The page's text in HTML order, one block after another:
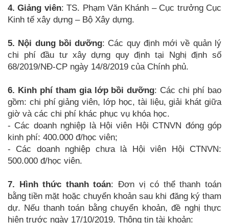
4. Giảng viên: TS. Phạm Văn Khánh – Cục trưởng Cục
Kinh tế xây dựng – Bộ Xây dựng.
5. Nội dung bồi dưỡng: Các quy định mới về quản lý
chi phí đầu tư xây dựng quy định tại Nghị định số
68/2019/NĐ-CP ngày 14/8/2019 của Chính phủ.
6. Kinh phí tham gia lớp bồi dưỡng: Các chi phí bao
gồm: chi phí giảng viên, lớp học, tài liệu, giải khát giữa
giờ và các chi phí khác phục vụ khóa học.
- Các doanh nghiệp là Hội viên Hội CTNVN đóng góp
kinh phí: 400.000 đ/học viên;
- Các doanh nghiệp chưa là Hội viên Hội CTNVN:
500.000 đ/học viên.
7. Hình thức thanh toán: Đơn vị có thể thanh toán
bằng tiền mặt hoặc chuyển khoản sau khi đăng ký tham
dự. Nếu thanh toán bằng chuyển khoản, đề nghị thực
hiện trước ngày 17/10/2019. Thông tin tài khoản: